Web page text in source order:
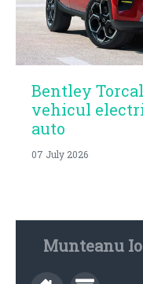
Bentley
vehicul
auto
07 July 2026
Munteanu